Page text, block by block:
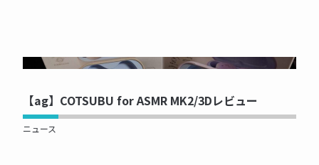
NOW PRINTING...
【ag】COTSUBU for ASMR MK2/3Dレビュー
ニュース